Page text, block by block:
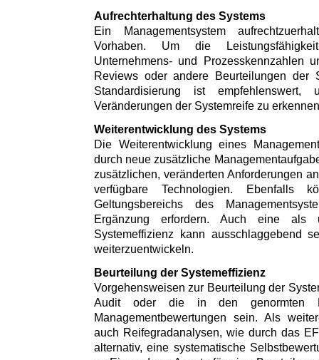
Aufrechterhaltung des Systems
Ein Managementsystem
Vorhaben. Um die
Unternehmens- und Prozesskennzahlen
Reviews oder andere Beurteilungen der
Standardisierung ist
Veränderungen der Systemreife zu
Weiterentwicklung des Systems
Die Weiterentwicklung eines
durch neue zusätzliche
zusätzlichen, veränderten Anforderungen
verfügbare Technologien. Ebenfalls
Geltungsbereichs des
Ergänzung erfordern. Auch eine als
Systemeffizienz kann ausschlaggebend
weiterzuentwickeln.
Beurteilung der Systemeffizienz
Vorgehensweisen zur Beurteilung der
Audit oder die in den genormten
Managementbewertungen sein. Als
auch Reifegradanalysen, wie durch das
alternativ, eine systematische